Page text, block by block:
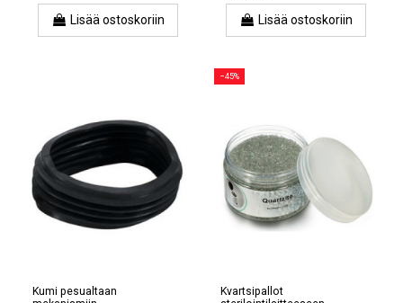
Lisää ostoskoriin
Lisää ostoskoriin
Kumi pesualtaan
−45%
Kvartsipallot